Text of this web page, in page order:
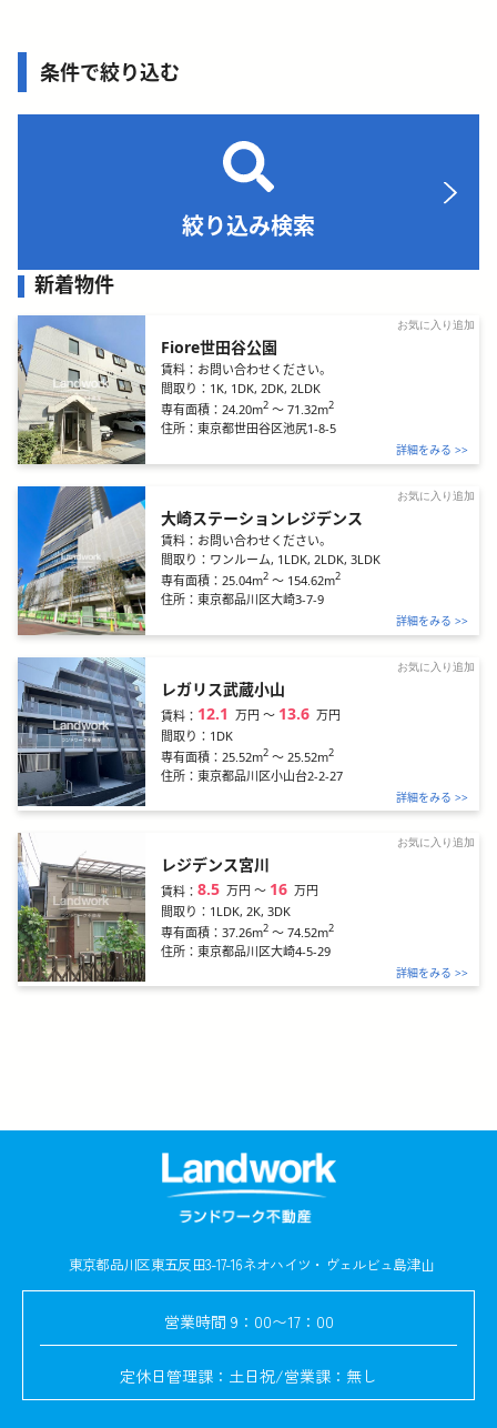
条件で絞り込む
絞り込み検索
新着物件
お気に入り追加
Fiore世田谷公園
賃料： お問い合わせください。
間取り： 1K, 1DK, 2DK, 2LDK
専有面積：24.20m2 ～ 71.32m2
住所：東京都世田谷区池尻1-8-5
詳細をみる >>
お気に入り追加
大崎ステーションレジデンス
賃料： お問い合わせください。
間取り： ワンルーム, 1LDK, 2LDK, 3LDK
専有面積：25.04m2 ～ 154.62m2
住所：東京都品川区大崎3-7-9
詳細をみる >>
お気に入り追加
レガリス武蔵小山
賃料： 12.1 万円〜 13.6 万円
間取り： 1DK
専有面積：25.52m2 ～ 25.52m2
住所：東京都品川区小山台2-2-27
詳細をみる >>
お気に入り追加
レジデンス宮川
賃料：8.5 万円〜 16 万円
間取り： 1LDK, 2K, 3DK
専有面積：37.26m2 ～ 74.52m2
住所：東京都品川区大崎4-5-29
詳細をみる >>
東京都品川区東五反田3-17-16ネオハイツ・ヴェルビュ島津山
営業時間 9：00〜17：00
定休日管理課：土日祝/営業課：無し